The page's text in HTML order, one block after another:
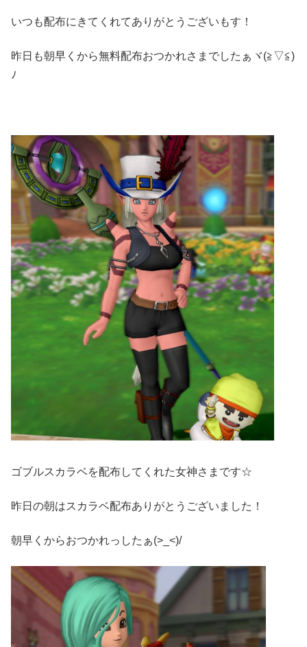
いつも配布にきてくれてありがとうございもす！
昨日も朝早くから無料配布おつかれさまでしたぁヾ(≧▽≦)
ﾉ
ゴブルスカラベを配布してくれた女神さまです☆
昨日の朝はスカラベ配布ありがとうございました！
朝早くからおつかれっしたぁ(>_<)/